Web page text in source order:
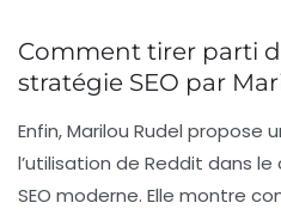
Comment tirer parti
stratégie SEO par
Enfin,Marilou Rudel propose
l’utilisation de Reddit dans
SEO moderne. Elle montre